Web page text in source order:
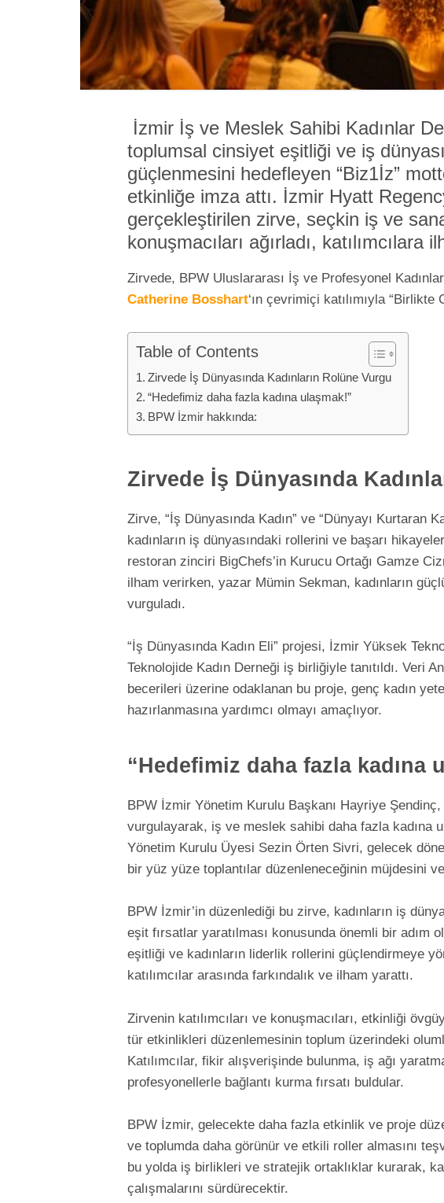
İzmir İş ve Meslek Sahibi Kadınlar
toplumsal cinsiyet eşitliği ve iş
güçlenmesini hedefleyen “Biz1İz”
etkinliğe imza attı. İzmir Hyatt
gerçekleştirilen zirve, seçkin iş ve
konuşmacıları ağırladı,
Zirvede, BPW Uluslararası İş ve Profesyonel
Catherine Bosshart‘ın çevrimiçi katılımıyla
Table of Contents
Zirvede İş Dünyasında Kadınların Rolüne Vurgu
“Hedefimiz daha fazla kadına ulaşmak!”
BPW İzmir hakkında:
Zirvede İş Dünyasında
Zirve, “İş Dünyasında Kadın” ve “Dünyayı Kurtaran
kadınların iş dünyasındaki rollerini ve başarı
restoran zinciri BigChefs’in Kurucu Ortağı Gamze
ilham verirken, yazar Mümin Sekman, kadınların
vurguladı.
“İş Dünyasında Kadın Eli” projesi, İzmir Yüksek
Teknolojide Kadın Derneği iş birliğiyle tanıtıldı. Veri
becerileri üzerine odaklanan bu proje, genç kadın
hazırlanmasına yardımcı olmayı amaçlıyor.
“Hedefimiz daha fazla kadına
BPW İzmir Yönetim Kurulu Başkanı Hayriye
vurgulayarak, iş ve meslek sahibi daha fazla kadına
Yönetim Kurulu Üyesi Sezin Örten Sivri, gelecek
bir yüz yüze toplantılar düzenleneceğinin müjdesini
BPW İzmir’in düzenlediği bu zirve, kadınların iş
eşit fırsatlar yaratılması konusunda önemli bir adım
eşitliği ve kadınların liderlik rollerini güçlendirmeye
katılımcılar arasında farkındalık ve ilham yarattı.
Zirvenin katılımcıları ve konuşmacıları, etkinliği
tür etkinlikleri düzenlemesinin toplum üzerindeki
Katılımcılar, fikir alışverişinde bulunma, iş ağı
profesyonellerle bağlantı kurma fırsatı buldular.
BPW İzmir, gelecekte daha fazla etkinlik ve proje
ve toplumda daha görünür ve etkili roller almasını
bu yolda iş birlikleri ve stratejik ortaklıklar kurarak,
çalışmalarını sürdürecektir.